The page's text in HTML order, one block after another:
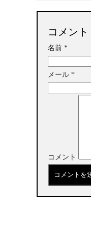
コメン
名前 *
メール *
コメント